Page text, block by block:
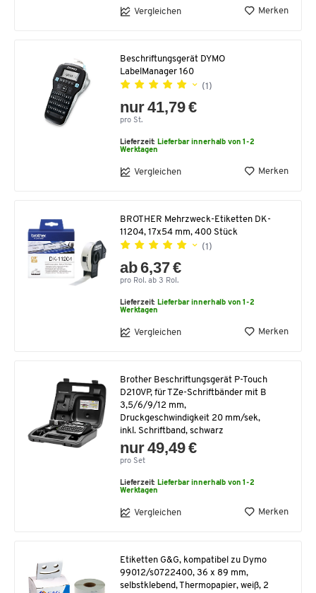
Vergleichen Merken
Beschriftungsgerät DYMO
LabelManager 160
(1)
nur 41,79 €
pro St.
Lieferzeit: Lieferbar innerhalb von 1-2
Werktagen
Vergleichen Merken
BROTHER Mehrzweck-Etiketten DK-
11204, 17x54 mm, 400 Stück
(1)
ab 6,37 €
pro Rol. ab 3 Rol.
Lieferzeit: Lieferbar innerhalb von 1-2
Werktagen
Vergleichen Merken
Brother Beschriftungsgerät P-Touch
D210VP, für TZe-Schriftbänder mit B
3,5/6/9/12 mm,
Druckgeschwindigkeit 20 mm/sek,
inkl. Schriftband, schwarz
nur 49,49 €
pro Set
Lieferzeit: Lieferbar innerhalb von 1-2
Werktagen
Vergleichen Merken
Etiketten G&G, kompatibel zu Dymo
99012/s0722400, 36 x 89 mm,
selbstklebend, Thermopapier, weiß, 2